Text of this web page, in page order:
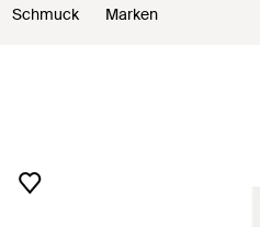
Schmuck Marken